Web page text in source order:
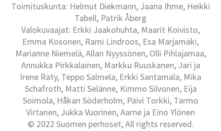
Toimituskunta: Helmut Diekmann, Jaana Ihme, Heikki
Tabell, Patrik Åberg
Valokuvaajat: Erkki Jaakohuhta, Maarit Koivisto,
Emma Kosonen, Rami Lindroos, Esa Marjamäki,
Marianne Niemelä, Allan Nyyssönen, Olli Pihlajamaa,
Annukka Pirkkalainen, Markku Ruuskanen, Jari ja
Irene Räty, Teppo Salmela, Erkki Santamala, Mika
Schafroth, Matti Selänne, Kimmo Silvonen, Eija
Soimola, Håkan Söderholm, Päivi Torkki, Tarmo
Virtanen, Jukka Vuorinen, Aarne ja Eino Ylönen
© 2022 Suomen perhoset, All rights reserved.